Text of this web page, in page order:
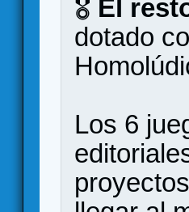
🎖️ El
dotado
Los 6